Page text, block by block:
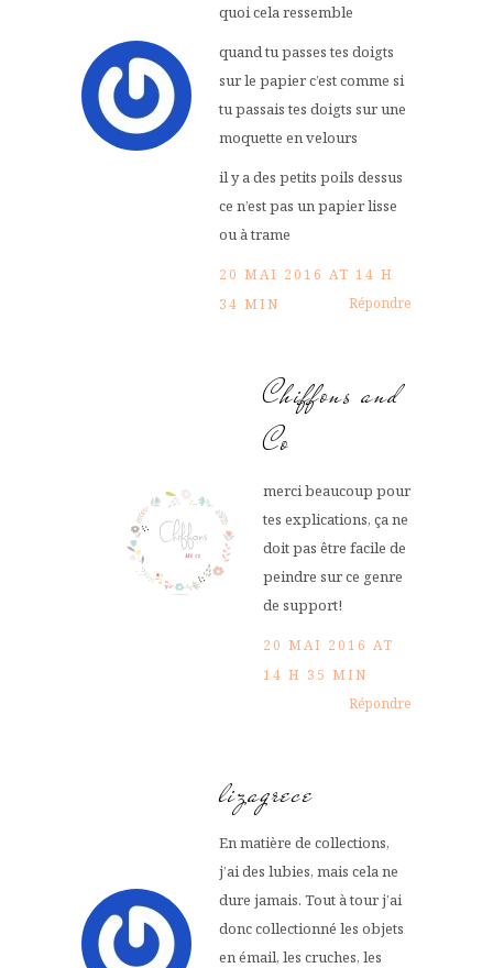
quoi cela ressemble
quand tu passes tes doigts
sur le papier c’est comme si
tu passais tes doigts sur une
moquette en velours
il y a des petits poils dessus
ce n’est pas un papier lisse
ou à trame
20 MAI 2016 AT 14 H
34 MIN
Répondre
Chiffons and
Co
merci beaucoup pour
tes explications, ça ne
doit pas être facile de
peindre sur ce genre
de support!
20 MAI 2016 AT
14 H 35 MIN
Répondre
lizagrece
En matière de collections,
j’ai des lubies, mais cela ne
dure jamais. Tout à tour j’ai
donc collectionné les objets
en émail, les cruches, les